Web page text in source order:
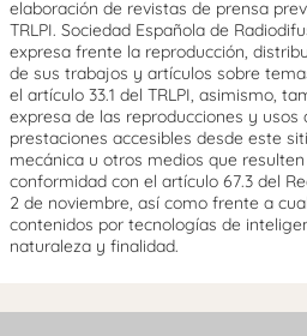
elaboración de revistas de prensa
TRLPI. Sociedad Española de
expresa frente la reproducción,
de sus trabajos y artículos sobre
el artículo 33.1 del TRLPI, asimismo,
expresa de las reproducciones y usos
prestaciones accesibles desde este
mecánica u otros medios que
conformidad con el artículo 67.3 del
2 de noviembre, así como frente a
contenidos por tecnologías de
naturaleza y finalidad.